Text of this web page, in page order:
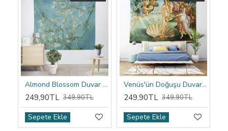
Almond Blossom Duvar Örtüsü
249,90TL 349,90TL
Sepete Ekle
Venüs'ün Doğuşu Duvar Örtüsü
249,90TL 349,90TL
Sepete Ekle